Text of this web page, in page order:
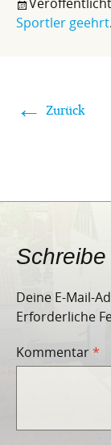
Sportler geehrt.
← Zurück
Deine E-Mail-
Erforderliche
Kommentar*